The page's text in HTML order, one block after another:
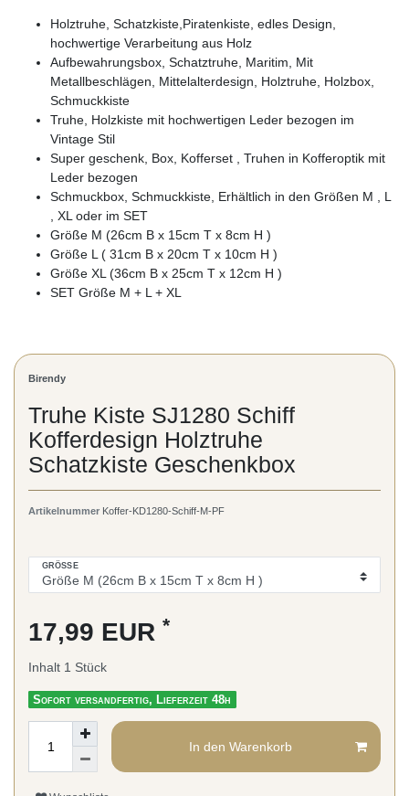
Holztruhe, Schatzkiste,Piratenkiste, edles Design,
hochwertige Verarbeitung aus Holz
Aufbewahrungsbox, Schatztruhe, Maritim, Mit
Metallbeschlägen, Mittelalterdesign, Holztruhe, Holzbox,
Schmuckkiste
Truhe, Holzkiste mit hochwertigen Leder bezogen im
Vintage Stil
Super geschenk, Box, Kofferset , Truhen in Kofferoptik mit
Leder bezogen
Schmuckbox, Schmuckkiste, Erhältlich in den Größen M , L
, XL oder im SET
Größe M (26cm B x 15cm T x 8cm H )
Größe L ( 31cm B x 20cm T x 10cm H )
Größe XL (36cm B x 25cm T x 12cm H )
SET Größe M + L + XL
Birendy
Truhe Kiste SJ1280 Schiff
Kofferdesign Holztruhe
Schatzkiste Geschenkbox
Artikelnummer Koffer-KD1280-Schiff-M-PF
GRÖSSE
17,99 EUR *
Inhalt 1 Stück
Sofort versandfertig, Lieferzeit 48h
In den Warenkorb